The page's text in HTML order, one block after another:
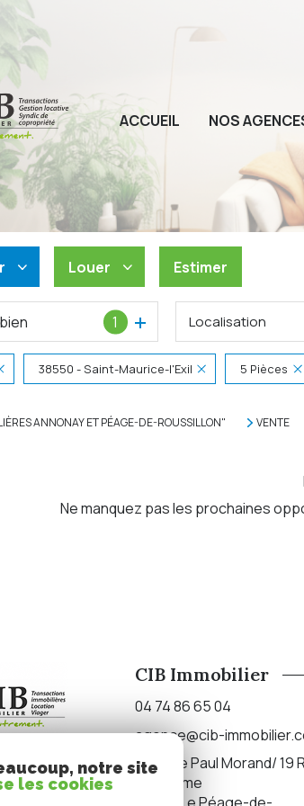
ACCUEIL NOS
pro
Louer
à l'année
De l'immo pro
Estimer
1 Localisation
38550 - Saint-Maurice-l'Exil 5 Pièces
ANNONAY ET PÉAGE-DE-ROUSSILLON" VENTE
Ne manquez pas les prochaines
CIB Immobilier
04 74 86 65 04
agence@cib-
17 place Paul Morand/ 19
de Deûme
notre site
les cookies